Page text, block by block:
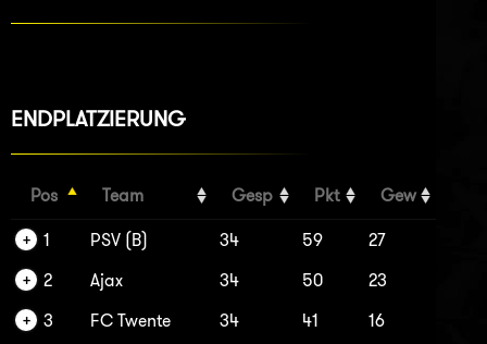
ENDPLATZIERUNG
Pos Team Gesp Pkt Gew
1 PSV (B) 34 59
27
2
Ajax 34 50
23
3
FC Twente 34 41
16